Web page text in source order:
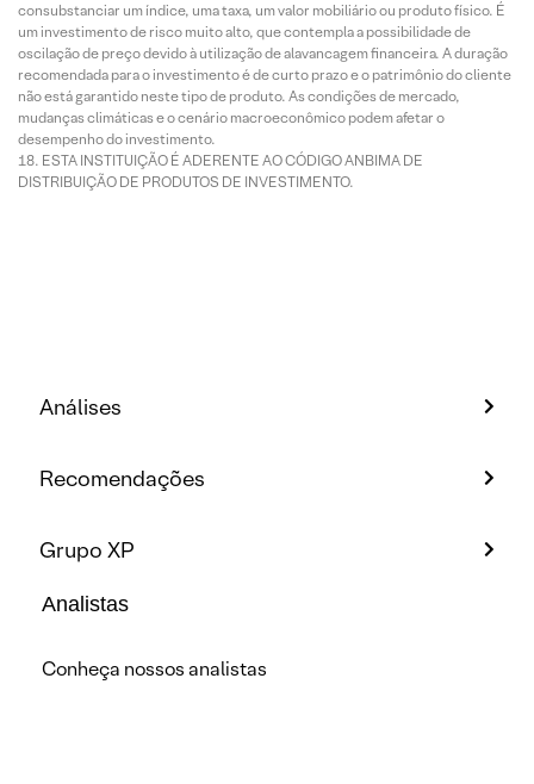
consubstanciar um índice, uma taxa, um valor mobiliário ou produto físico. É
um investimento de risco muito alto, que contempla a possibilidade de
oscilação de preço devido à utilização de alavancagem financeira. A duração
recomendada para o investimento é de curto prazo e o patrimônio do cliente
não está garantido neste tipo de produto. As condições de mercado,
mudanças climáticas e o cenário macroeconômico podem afetar o
desempenho do investimento.
ESTA INSTITUIÇÃO É ADERENTE AO CÓDIGO ANBIMA DE
DISTRIBUIÇÃO DE PRODUTOS DE INVESTIMENTO.
Análises
Recomendações
Grupo XP
Analistas
Conheça nossos analistas